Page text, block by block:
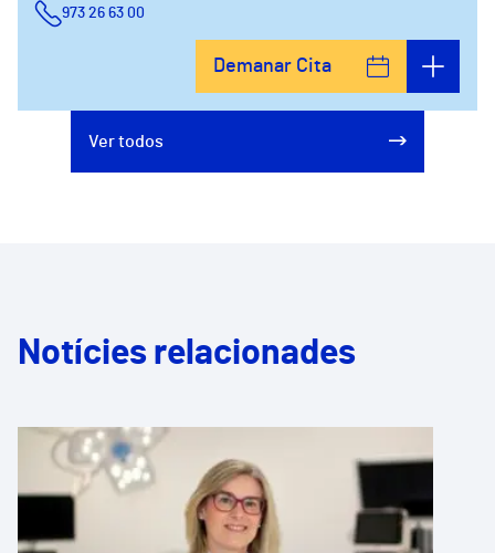
973 26 63 00
Demanar Cita
Ver todos
Notícies relacionades